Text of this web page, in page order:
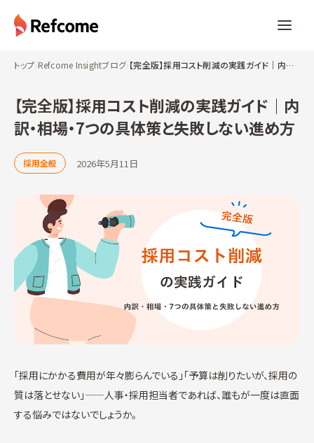
トップ›Refcome Insightブログ› 【完全版】採用コスト削減の実践ガイド｜内訳・相場・7つの具体策と失敗しない進め方
【完全版】採用コスト削減の実践ガイド｜内
訳・相場・7つの具体策と失敗しない進め方
採用全般 2026年5月11日
「採用にかかる費用が年々膨らんでいる」「予算は削りたいが、採用の
質は落とせない」——人事・採用担当者であれば、誰もが一度は直面
する悩みではないでしょうか。